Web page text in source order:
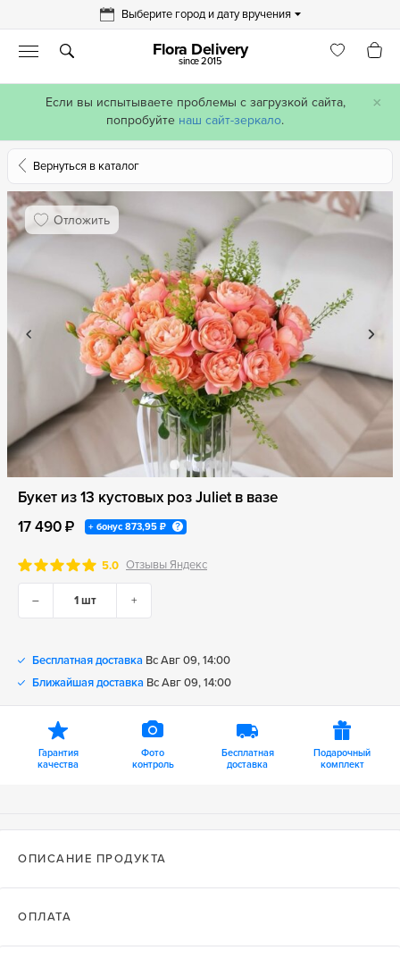
×
Если вы испытываете проблемы с загрузкой сайта,
попробуйте наш сайт-зеркало.
Выберите город и дату вручения
Flora Delivery
since 2015
Вернуться в каталог
Отложить
Букет из 13 кустовых роз Juliet в вазе
17 490 ₽
+ бонус 873,95 ₽
5.0 Отзывы Яндекс
– +
Бесплатная доставка Вс Авг 09, 14:00
Ближайшая доставка Вс Авг 09, 14:00
Гарантия
качества
Фото
контроль
Бесплатная
доставка
Подарочный
комплект
ОПИСАНИЕ ПРОДУКТА
ОПЛАТА